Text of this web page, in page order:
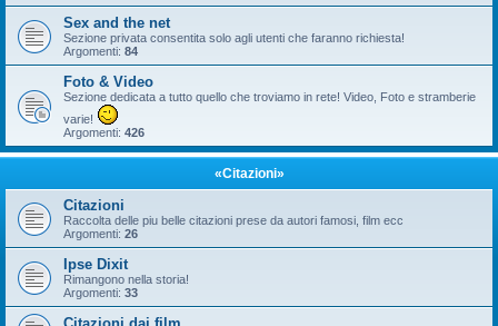
Sex and the net
Sezione privata consentita solo agli utenti che faranno richiesta!
Argomenti: 84
Foto & Video
Sezione dedicata a tutto quello che troviamo in rete! Video, Foto e stramberie
varie!
Argomenti: 426
«Citazioni»
Citazioni
Raccolta delle piu belle citazioni prese da autori famosi, film ecc
Argomenti: 26
Ipse Dixit
Rimangono nella storia!
Argomenti: 33